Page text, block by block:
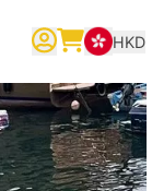
简体中文
HKD